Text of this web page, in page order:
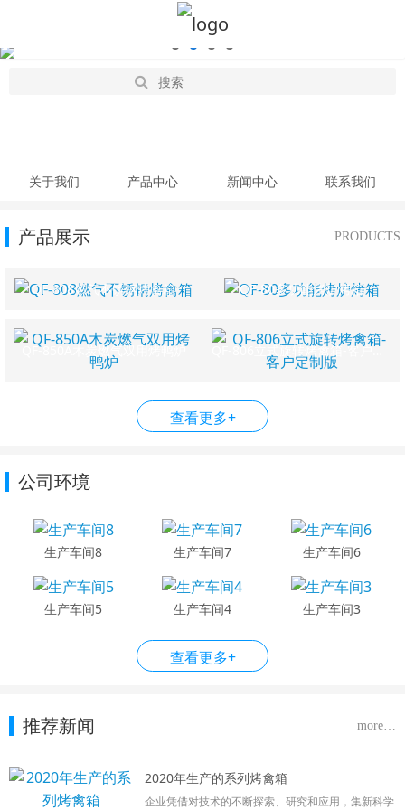
关于我们 产品中心 新闻中心 联系我们
产品展示 PRODUCTS
QF-808燃气不锈钢烤禽箱 QF-80多功能烤炉烤箱
QF-850A木炭燃气双用烤鸭炉 QF-806立式旋转烤禽箱-客户定制版
查看更多+
公司环境
生产车间8 生产车间7 生产车间6
生产车间5 生产车间4 生产车间3
查看更多+
推荐新闻 more…
2020年生产的系列烤禽箱
企业凭借对技术的不断探索、研究和应用，集新科学